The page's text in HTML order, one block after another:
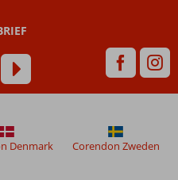
Denmark Corendon Zweden